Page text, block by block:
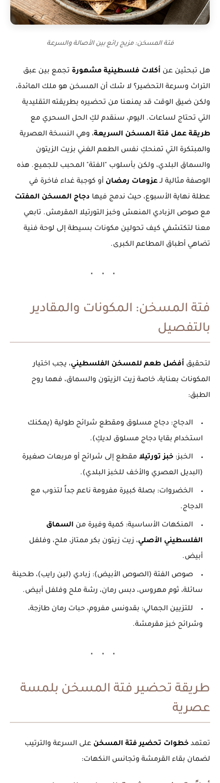
فتة المسخن: مزيج رائع بين الأصالة والسرعة
هل تبحثين عن أكلات فلسطينية مشهورة تجمع بين عبق
التراث وسرعة التحضير؟ لا شك أن المسخن هو ملك المائدة،
ولكن ضيق الوقت قد يمنعنا من تحضيره بطريقته التقليدية
التي تحتاج لساعات. اليوم، سنقدم لكِ الحل السحري مع
طريقة عمل فتة المسخن السريعة، وهي النسخة العصرية
والمبتكرة التي تمنحكِ نفس الطعم الغني بزيت الزيتون
والسماق البلدي، ولكن بأسلوب "الفتة" المحبب للجميع. هذه
الوصفة مثالية لـعزومات رمضان أو كوجبة غداء فاخرة في
عطلة نهاية الأسبوع، حيث ندمج فيها دجاج المسخن المفتت
مع صوص الزبادي المنعش وخبز التورتيلا المقرمش. تابعي
معنا لتكتشفي كيف تحولين مكونات بسيطة إلى لوحة فنية
تضاهي أطباق المطاعم الكبرى.
فتة المسخن: المكونات والمقادير
بالتفصيل
لتحقيق أفضل طعم للمسخن الفلسطيني، يجب اختيار
المكونات بعناية، خاصة زيت الزيتون والسماق، فهما روح
الطبق:
الدجاج: دجاج مسلوق ومقطع شرائح طولية (يمكنك
استخدام بقايا دجاج مسلوق لديكِ).
الخبز: خبز تورتيلا مقطع إلى شرائح أو مربعات صغيرة
(البديل العصري والأخف للخبز البلدي).
الخضروات: بصلة كبيرة مفرومة ناعم جداً لتذوب مع
الدجاج.
المنكهات الأساسية: كمية وفيرة من السماق
الفلسطيني الأصلي، زيت زيتون بكر ممتاز، ملح، وفلفل
أبيض.
صوص الفتة (الصوص الأبيض): زبادي (لبن رايب)، طحينة
سائلة، ثوم مهروس، دبس رمان، رشة ملح وفلفل أبيض.
للتزيين الجمالي: بقدونس مفروم، حبات رمان طازجة،
وشرائح خبز مقرمشة.
طريقة تحضير فتة المسخن بلمسة
عصرية
تعتمد خطوات تحضير فتة المسخن على السرعة والترتيب
لضمان بقاء القرمشة وتجانس النكهات: